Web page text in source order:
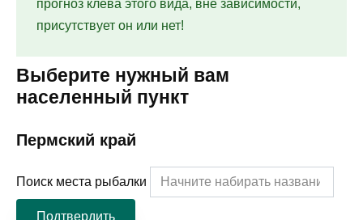
прогноз клёва этого вида, вне зависимости,
присутствует он или нет!
Выберите нужный вам
населенный пункт
Пермский край
Поиск места рыбалки
Подтвердить